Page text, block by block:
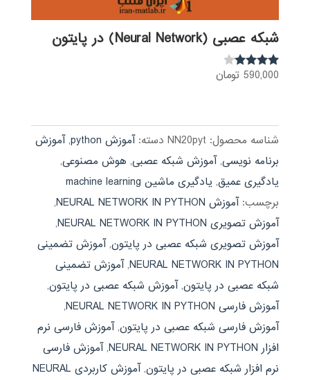
شبکه عصبی (Neural Network) در پایتون
نمره
590,000 تومان
شناسه محصول: NN20pyt دسته:آموزش python ,آموزش
برنامه نویسی,آموزش شبکه عصبی, هوش مصنوعی,
یادگیری عمیق, یادگیری ماشین machine learning
برچسب:آموزش NEURAL NETWORK IN PYTHON
,
آموزش تصویری NEURAL NETWORK IN PYTHON
,
آموزش تصویری شبکه عصبی در پایتون,آموزش تضمینی
NEURAL NETWORK IN PYTHON
,آموزش تضمینی
شبکه عصبی در پایتون,آموزش شبکه عصبی در پایتون,
آموزش فارسی NEURAL NETWORK IN PYTHON
,
آموزش فارسی شبکه عصبی در پایتون,آموزش فارسی نرم
افزار NEURAL NETWORK IN PYTHON
,آموزش فارسی
نرم افزار شبکه عصبی در پایتون,
آموزش کاربردی NEURAL